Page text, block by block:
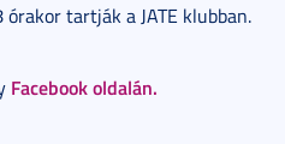
tartják a JATE klubban.
Facebook oldalán.